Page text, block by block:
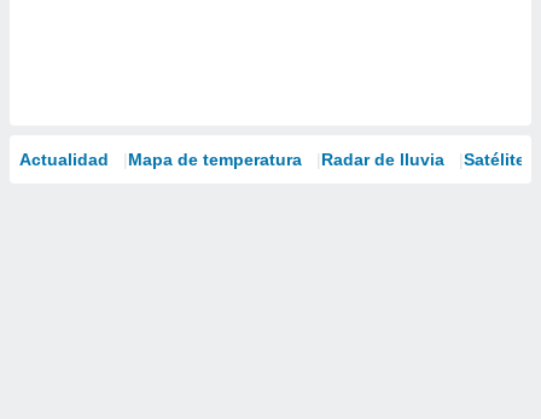
Actualidad Mapa de temperatura Radar de lluvia Satélites